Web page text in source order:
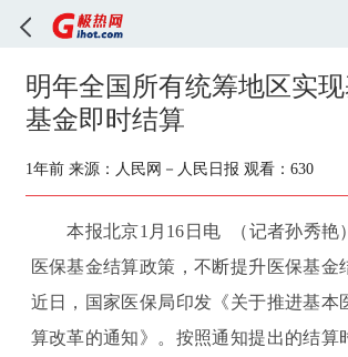
明年全国所有统筹地区实
基金即时结算
1年前来源：人民网－人民日报 观看：630
本报北京1月16日电 （记者孙秀艳
医保基金结算政策，不断提升医保基金
近日，国家医保局印发《关于推进基本
算改革的通知》。按照通知提出的结算